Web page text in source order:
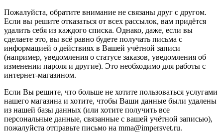
Пожалуйста, обратите внимание не связаны друг с другом.
Если вы решите отказаться от всех рассылок, вам придётся
удалить себя из каждого списка. Однако, даже, если вы
сделаете это, вы всё равно будете получать письма с
информацией о действиях в Вашей учётной записи
(например, уведомления о статусе заказов, уведомления об
изменении пароля и другие). Это необходимо для работы с
интернет-магазином.
Если Вы решите, что больше не хотите пользоваться услугами
нашего магазина и хотите, чтобы Ваши данные были удалены
из нашей базы данных (или хотите получить все
персональные данные, связанные с вашей учётной записью),
пожалуйста отправьте письмо на mma@impersvet.ru.